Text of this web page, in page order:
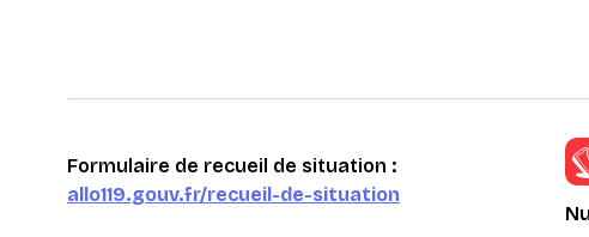
Formulaire de recueil de situation :
allo119.gouv.fr/recueil-de-situation